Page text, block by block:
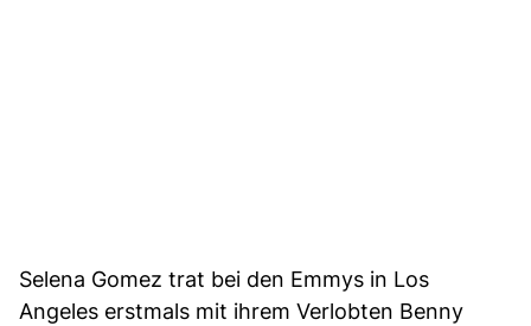
Selena Gomez trat bei den Emmys in Los
Angeles erstmals mit ihrem Verlobten Benny